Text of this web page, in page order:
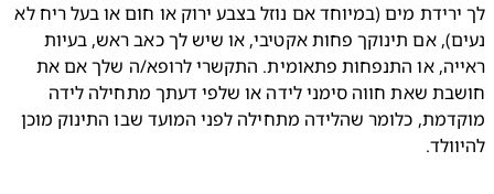
לך ירידת מים (במיוחד אם נוזל בצבע ירוק או חום או בעל ריח לא
נעים), אם תינוקך פחות אקטיבי, או שיש לך כאב ראש, בעיות
ראייה, או התנפחות פתאומית. התקשרי לרופא/ה שלך אם את
חושבת שאת חווה סימני לידה או שלפי דעתך מתחילה לידה
מוקדמת, כלומר שהלידה מתחילה לפני המועד שבו התינוק מוכן